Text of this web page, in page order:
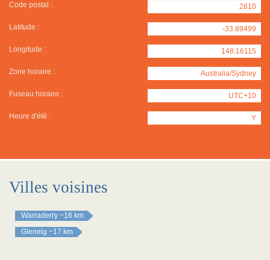
Code postal : 2810
Latitude : -33.89499
Longitude : 148.16115
Zone horaire : Australia/Sydney
Fuseau horaire : UTC+10
Heure d'été : Y
Villes voisines
Warraderry ~16 km
Glenelg ~17 km